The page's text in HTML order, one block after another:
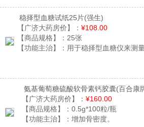
稳择型血糖试纸25片(强生)
【广济大药房价】： ¥108.00
【商品规格】： 25张
【功能主治】： 用于稳择型血糖仪来测
氨基葡萄糖硫酸软骨素钙胶囊(百合康
【广济大药房价】： ¥160.00
【商品规格】： 0.5g*100粒/瓶
【功能主治】： 增加骨密度。